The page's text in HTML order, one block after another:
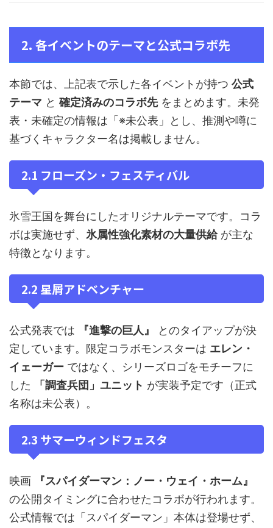
2. 各イベントのテーマと公式コラボ先
本節では、上記表で示した各イベントが持つ 公式
テーマ と確定済みのコラボ先をまとめます。未発
表・未確定の情報は「※未公表」とし、推測や噂に
基づくキャラクター名は掲載しません。
2.1 フローズン・フェスティバル
氷雪王国を舞台にしたオリジナルテーマです。コラ
ボは実施せず、 氷属性強化素材の大量供給が主な
特徴となります。
2.2 星屑アドベンチャー
公式発表では 『進撃の巨人』
とのタイアップが決
定しています。限定コラボモンスターは エレン・
イェーガー ではなく、シリーズロゴをモチーフに
した
「調査兵団」ユニット が実装予定です（正式
名称は未公表）。
2.3 サマーウィンドフェスタ
映画
『スパイダーマン：ノー・ウェイ・ホーム』
の公開タイミングに合わせたコラボが行われます。
公式情報では「スパイダーマン」本体は登場せず、